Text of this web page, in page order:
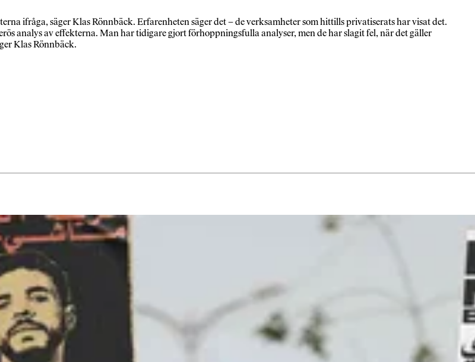
ifråga, säger Klas Rönnbäck. Erfarenheten säger det – de verksamheter som hittills privatiserats har visat det.
analys av effekterna. Man har tidigare gjort förhoppningsfulla analyser, men de har slagit fel, när det gäller
Klas Rönnbäck.